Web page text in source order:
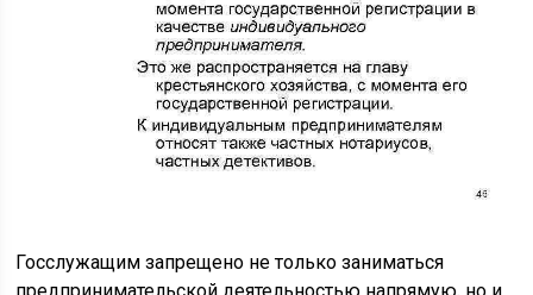
Госслужащим запрещено не только заниматься